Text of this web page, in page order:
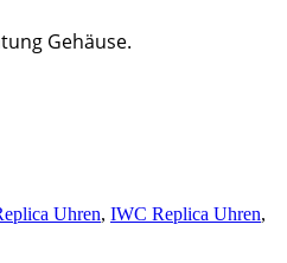
Gehäuse.
Uhren, IWC Replica Uhren,